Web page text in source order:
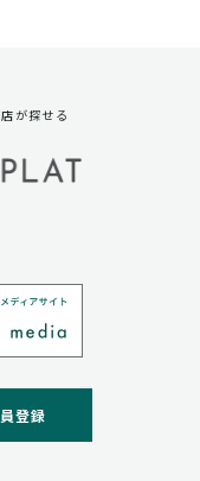
が探せる
登録